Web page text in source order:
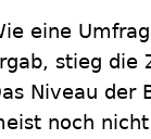
eine
stieg die
Niveau der
noch